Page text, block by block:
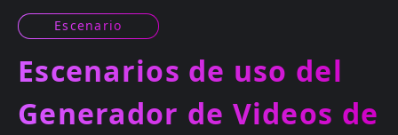
Escenario
Escenarios de uso del
Generador de Videos de